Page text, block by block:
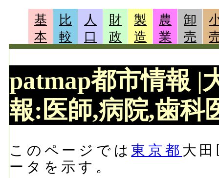
基
本
比
較
人
口
財
政
製
造
農
業
卸
売
patmap都市情報 |
報:医師,病院,歯科
このページでは 東京都 大
ータを示す。